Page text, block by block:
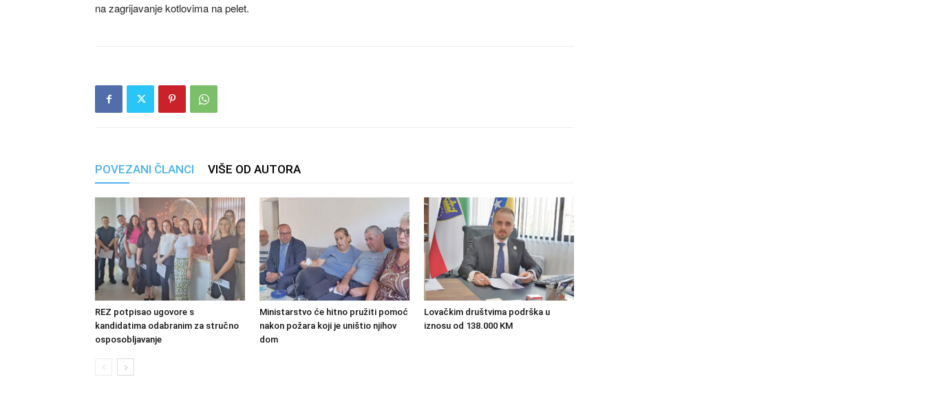
na zagrijavanje kotlovima na pelet.
POVEZANI ČLANCI VIŠE OD AUTORA
REZ potpisao ugovore s
kandidatima odabranim za stručno
osposobljavanje
Ministarstvo će hitno pružiti pomoć
nakon požara koji je uništio njihov
dom
Lovačkim društvima podrška u
iznosu od 138.000 KM